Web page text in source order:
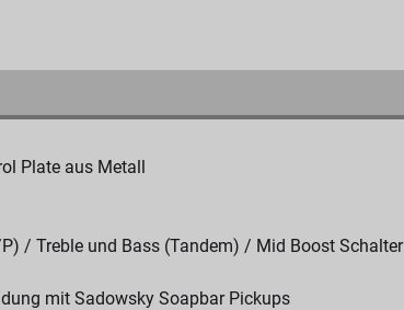
Plate aus Metall
/ Treble und Bass (Tandem) / Mid Boost Schalter
mit Sadowsky Soapbar Pickups